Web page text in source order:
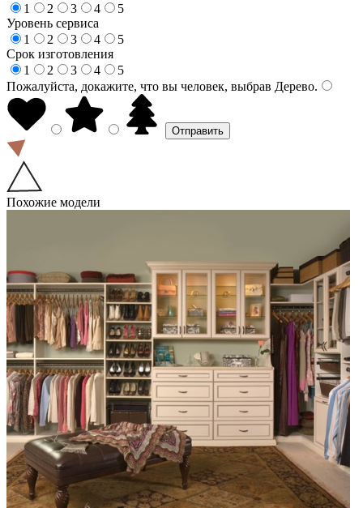
1
2 3 4
5
Уровень сервиса
1
2 3 4
5
Срок изготовления
1
2 3 4
5
Пожалуйста, докажите, что вы человек, выбрав Дерево.
Похожие модели